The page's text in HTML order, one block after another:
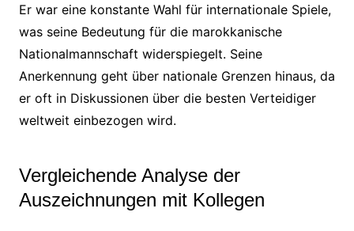
Er war eine konstante Wahl für internationale Spiele,
was seine Bedeutung für die marokkanische
Nationalmannschaft widerspiegelt. Seine
Anerkennung geht über nationale Grenzen hinaus, da
er oft in Diskussionen über die besten Verteidiger
weltweit einbezogen wird.
Vergleichende Analyse der
Auszeichnungen mit Kollegen